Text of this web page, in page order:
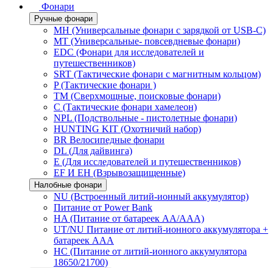
Фонари
Ручные фонари
MH (Универсальные фонари с зарядкой от USB-C)
MT (Универсальные- повсевдневые фонари)
EDC (Фонари для исследователей и
путешественников)
SRT (Тактические фонари с магнитным кольцом)
P (Тактические фонари )
TM (Сверхмощные, поисковые фонари)
C (Тактические фонари хамелеон)
NPL (Подствольные - пистолетные фонари)
HUNTING KIT (Охотничий набор)
BR Велосипедные фонари
DL (Для дайвинга)
E (Для исследователей и путешественников)
EF И EH (Взрывозащищенные)
Налобные фонари
NU (Встроенный литий-ионный аккумулятор)
Питание от Power Bank
HA (Питание от батареек AA/AAA)
UT/NU Питание от литий-ионного аккумулятора +
батареек AAA
HC (Питание от литий-ионного аккумулятора
18650/21700)